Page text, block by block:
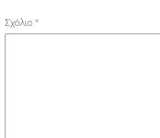
Σχόλιο *